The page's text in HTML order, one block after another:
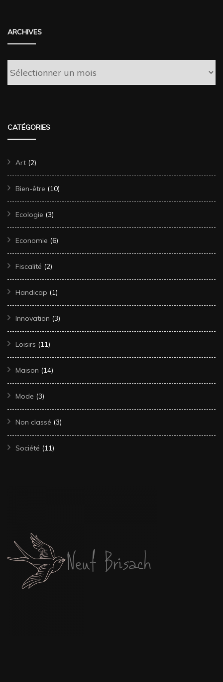
ARCHIVES
Archives
CATÉGORIES
Art (2)
Bien-être (10)
Ecologie (3)
Economie (6)
Fiscalité (2)
Handicap (1)
Innovation (3)
Loisirs (11)
Maison (14)
Mode (3)
Non classé (3)
Société (11)